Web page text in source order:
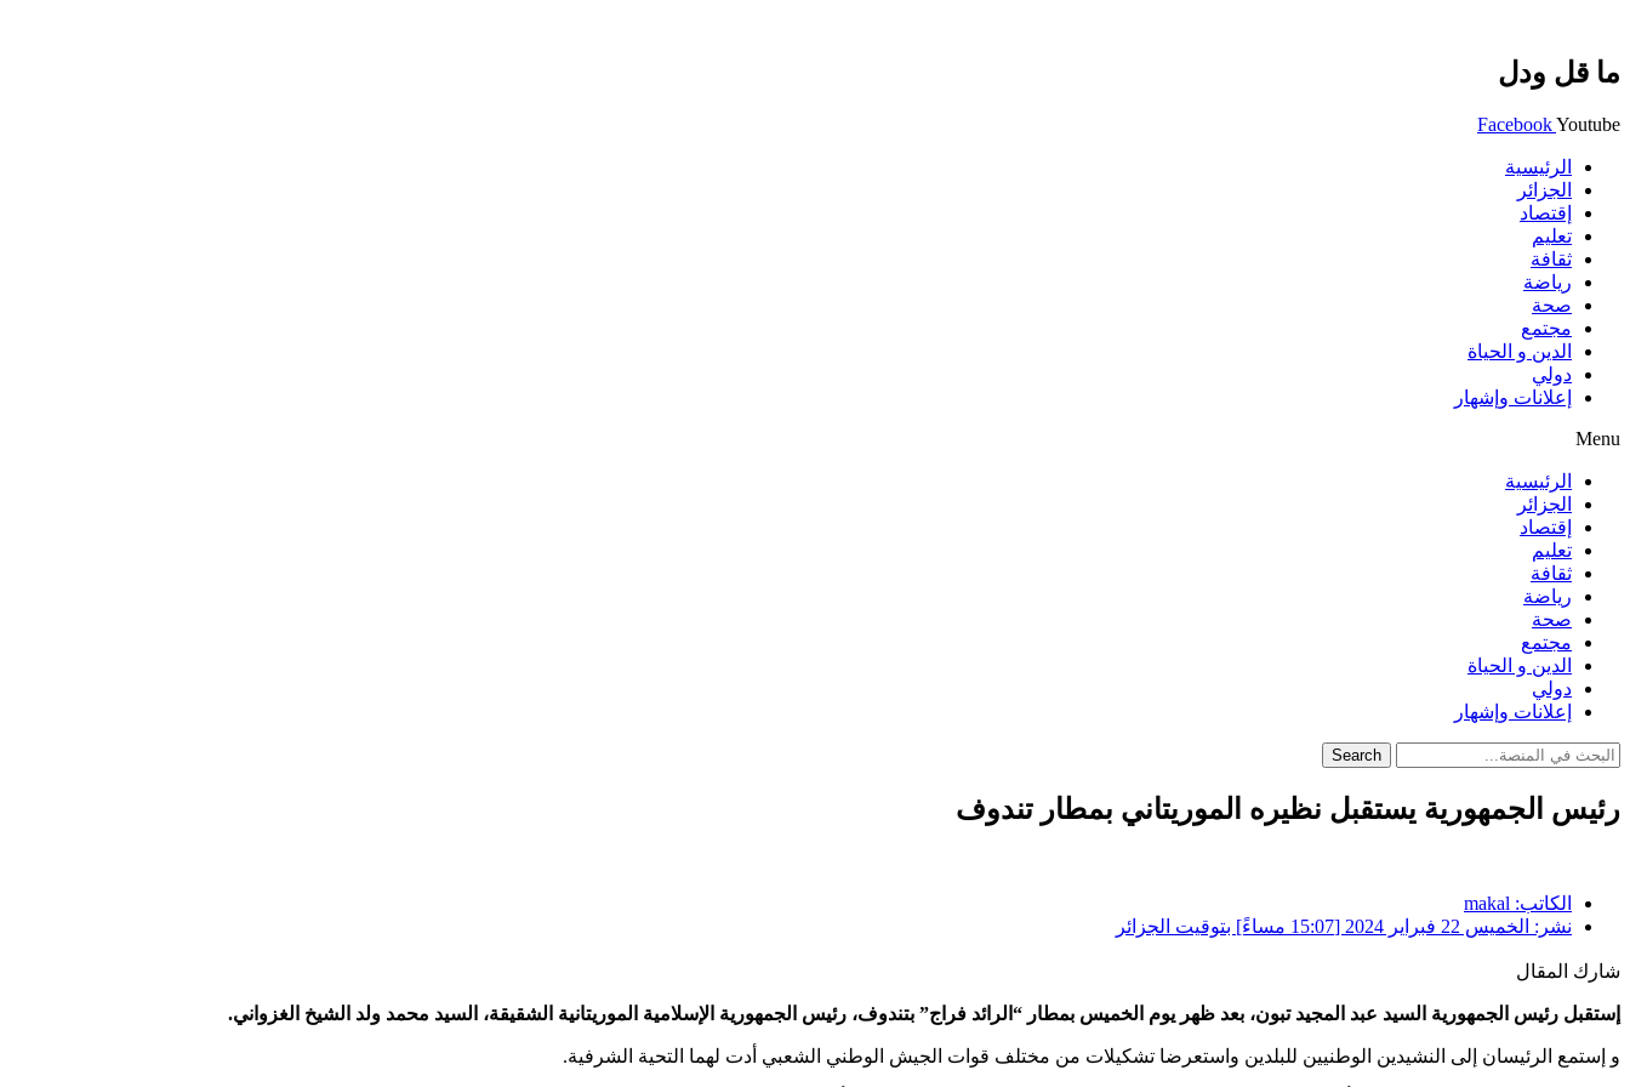
ما قل ودل
FacebookYoutube
الرئيسية
الجزائر
إقتصاد
تعليم
ثقافة
رياضة
صحة
مجتمع
الدين و الحياة
دولي
إعلانات وإشهار
Menu
الرئيسية
الجزائر
إقتصاد
تعليم
ثقافة
رياضة
صحة
مجتمع
الدين و الحياة
دولي
إعلانات وإشهار
Search
رئيس الجمهورية يستقبل نظيره الموريتاني بمطار تندوف
الكاتب: makal
نشر: الخميس 22 فبراير 2024 [15:07 مساءً] بتوقيت الجزائر
شارك المقال
إستقبل رئيس الجمهورية السيد عبد المجيد تبون، بعد ظهر يوم الخميس بمطار “الرائد فراج” بتندوف، رئيس الجمهورية الإسلامية الموريتانية الشقيقة، السيد محمد ولد الشيخ الغزواني.
و إستمع الرئيسان إلى النشيدين الوطنيين للبلدين واستعرضا تشكيلات من مختلف قوات الجيش الوطني الشعبي أدت لهما التحية الشرفية.